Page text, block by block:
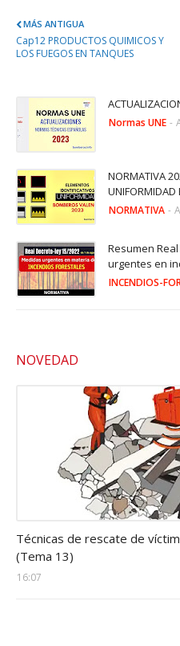
MÁS ANTIGUA
Cap12 PRODUCTOS QUIMICOS Y
LOS FUEGOS EN TANQUES
Normas UNE -
NORMATIVA
UNIFORMIDAD
NORMATIVA -
Resumen
urgentes en
INCENDIOS-
NOVEDAD
Técnicas de rescate de
(Tema 13)
16:07